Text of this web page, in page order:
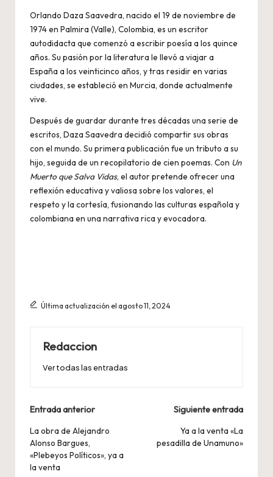
Orlando Daza Saavedra, nacido el 19 de noviembre de
1974 en Palmira (Valle), Colombia, es un escritor
autodidacta que comenzó a escribir poesía a los quince
años. Su pasión por la literatura le llevó a viajar a
España a los veinticinco años, y tras residir en varias
ciudades, se estableció en Murcia, donde actualmente
vive.
Después de guardar durante tres décadas una serie de
escritos, Daza Saavedra decidió compartir sus obras
con el mundo. Su primera publicación fue un tributo a su
hijo, seguida de un recopilatorio de cien poemas. Con Un
Muerto que Salva Vidas, el autor pretende ofrecer una
reflexión educativa y valiosa sobre los valores, el
respeto y la cortesía, fusionando las culturas española y
colombiana en una narrativa rica y evocadora.
Última actualización el agosto 11, 2024
Redaccion
Ver todas las entradas
Navegación
de
entradas
Entrada anterior
La obra de Alejandro
Alonso Bargues,
«Plebeyos Políticos», ya a
la venta
Siguiente entrada
Ya a la venta «La
pesadilla de Unamuno»